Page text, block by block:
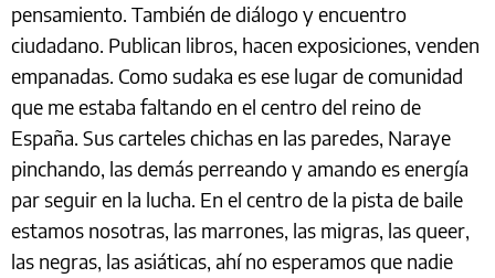
pensamiento. También de diálogo y encuentro
ciudadano. Publican libros, hacen exposiciones, venden
empanadas. Como sudaka es ese lugar de comunidad
que me estaba faltando en el centro del reino de
España. Sus carteles chichas en las paredes, Naraye
pinchando, las demás perreando y amando es energía
par seguir en la lucha. En el centro de la pista de baile
estamos nosotras, las marrones, las migras, las queer,
las negras, las asiáticas, ahí no esperamos que nadie